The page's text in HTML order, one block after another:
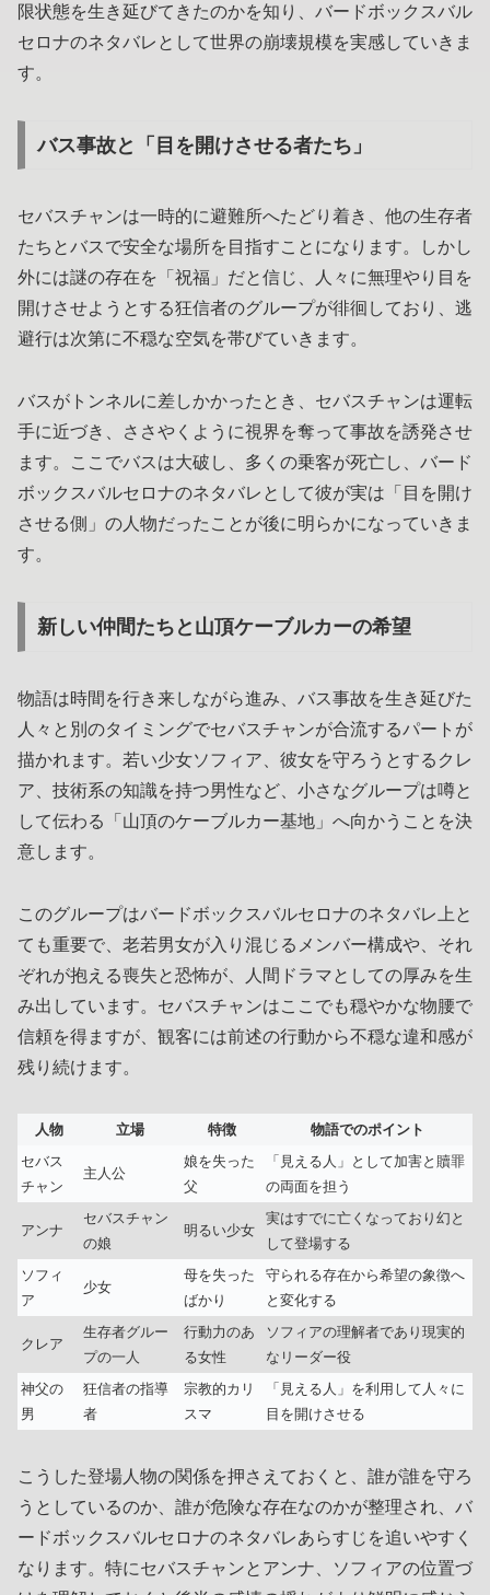
限状態を生き延びてきたのかを知り、バードボックスバル
セロナのネタバレとして世界の崩壊規模を実感していきま
す。
バス事故と「目を開けさせる者たち」
セバスチャンは一時的に避難所へたどり着き、他の生存者
たちとバスで安全な場所を目指すことになります。しかし
外には謎の存在を「祝福」だと信じ、人々に無理やり目を
開けさせようとする狂信者のグループが徘徊しており、逃
避行は次第に不穏な空気を帯びていきます。
バスがトンネルに差しかかったとき、セバスチャンは運転
手に近づき、ささやくように視界を奪って事故を誘発させ
ます。ここでバスは大破し、多くの乗客が死亡し、バード
ボックスバルセロナのネタバレとして彼が実は「目を開け
させる側」の人物だったことが後に明らかになっていきま
す。
新しい仲間たちと山頂ケーブルカーの希望
物語は時間を行き来しながら進み、バス事故を生き延びた
人々と別のタイミングでセバスチャンが合流するパートが
描かれます。若い少女ソフィア、彼女を守ろうとするクレ
ア、技術系の知識を持つ男性など、小さなグループは噂と
して伝わる「山頂のケーブルカー基地」へ向かうことを決
意します。
このグループはバードボックスバルセロナのネタバレ上と
ても重要で、老若男女が入り混じるメンバー構成や、それ
ぞれが抱える喪失と恐怖が、人間ドラマとしての厚みを生
み出しています。セバスチャンはここでも穏やかな物腰で
信頼を得ますが、観客には前述の行動から不穏な違和感が
残り続けます。
人物 立場 特徴
物語でのポイント
セバス
チャン
主人公
娘を失った
父
「見える人」として加害と贖罪
の両面を担う
アンナ
セバスチャン
の娘
明るい少女
実はすでに亡くなっており幻と
して登場する
ソフィ
ア
少女
母を失った
ばかり
守られる存在から希望の象徴へ
と変化する
クレア
生存者グルー
プの一人
行動力のあ
る女性
ソフィアの理解者であり現実的
なリーダー役
神父の
男
狂信者の指導
者
宗教的カリ
スマ
「見える人」を利用して人々に
目を開けさせる
こうした登場人物の関係を押さえておくと、誰が誰を守ろ
うとしているのか、誰が危険な存在なのかが整理され、バ
ードボックスバルセロナのネタバレあらすじを追いやすく
なります。特にセバスチャンとアンナ、ソフィアの位置づ